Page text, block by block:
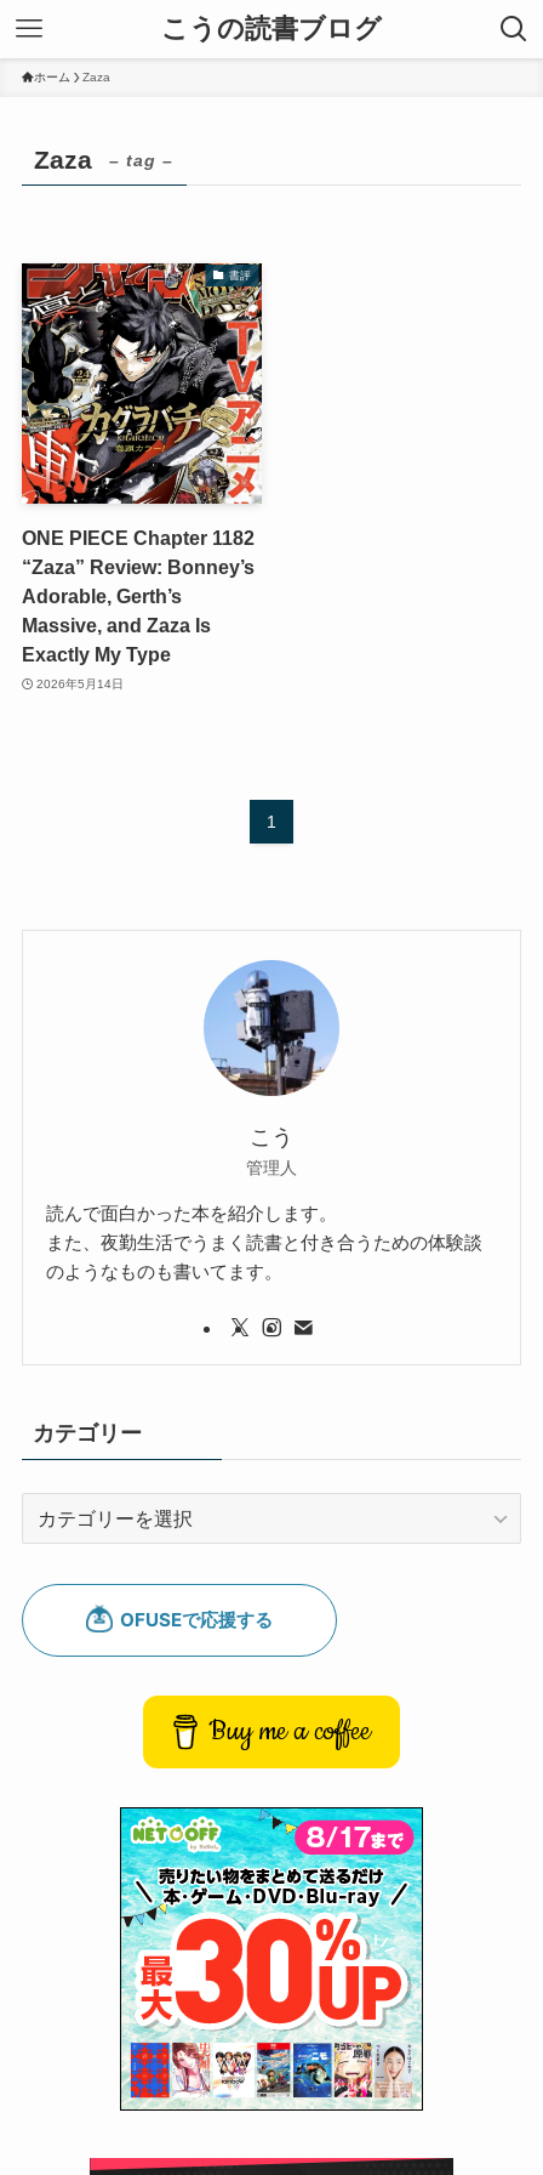
こうの読書ブログ
ホーム Zaza
Zaza – tag –
書評
ONE PIECE Chapter 1182
“Zaza” Review: Bonney’s
Adorable, Gerth’s
Massive, and Zaza Is
Exactly My Type
2026年5月14日
1
こう
管理人
読んで面白かった本を紹介します。
また、夜勤生活でうまく読書と付き合うための体験談
のようなものも書いてます。
カテゴリー
リ
ー
Buy me a coffee